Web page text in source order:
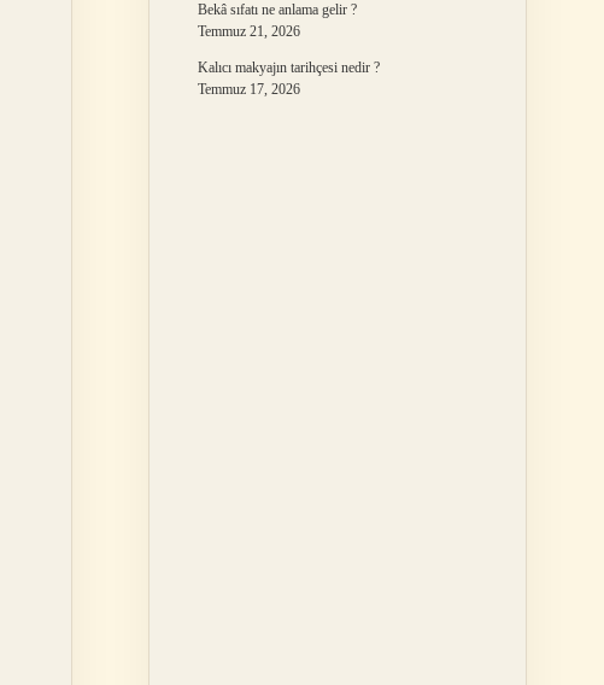
Bekâ sıfatı ne anlama gelir ?
Temmuz 21, 2026
Kalıcı makyajın tarihçesi nedir ?
Temmuz 17, 2026